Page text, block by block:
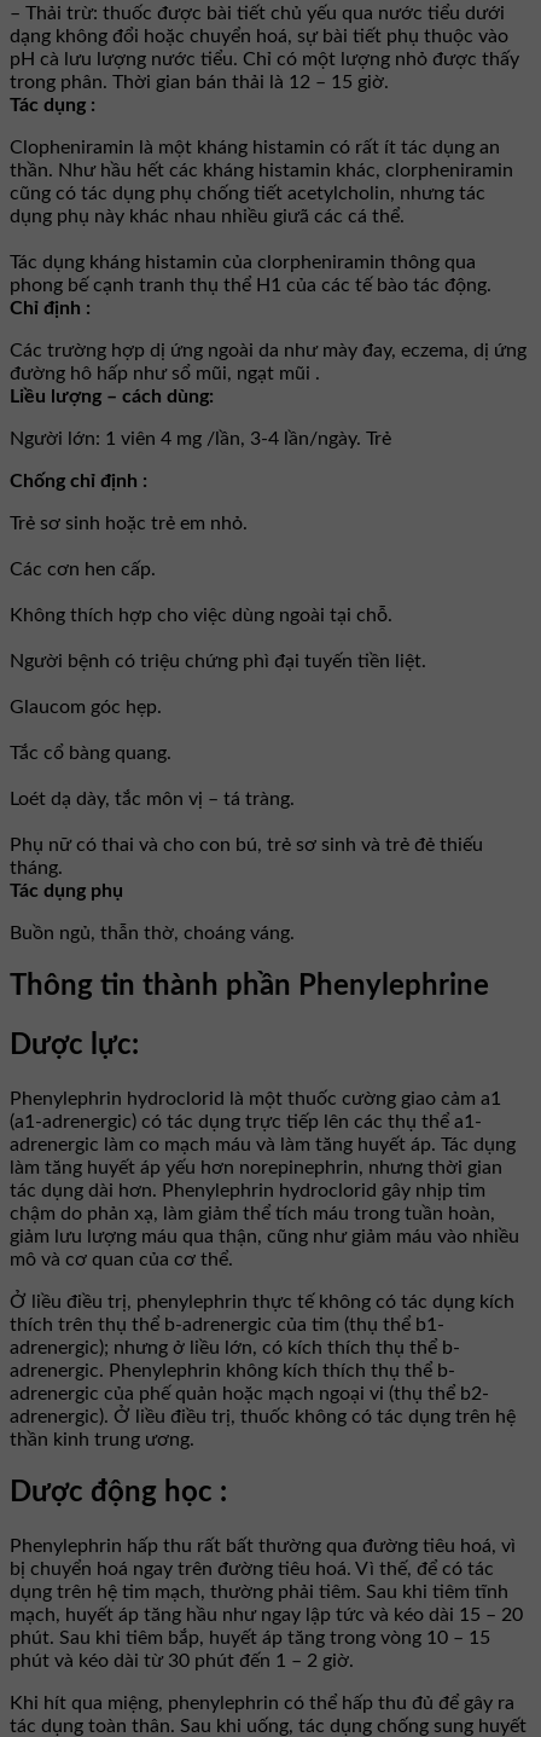
– Thải trừ: thuốc được bài tiết chủ yếu qua nước tiểu dưới
dạng không đổi hoặc chuyển hoá, sự bài tiết phụ thuộc vào
pH cà lưu lượng nước tiểu. Chỉ có một lượng nhỏ được thấy
trong phân. Thời gian bán thải là 12 – 15 giờ.
Tác dụng :
Clopheniramin là một kháng histamin có rất ít tác dụng an
thần. Như hầu hết các kháng histamin khác, clorpheniramin
cũng có tác dụng phụ chống tiết acetylcholin, nhưng tác
dụng phụ này khác nhau nhiều giưã các cá thể.
Tác dụng kháng histamin của clorpheniramin thông qua
phong bế cạnh tranh thụ thể H1 của các tế bào tác động.
Chỉ định :
Các trường hợp dị ứng ngoài da như mày đay, eczema, dị ứng
đường hô hấp như sổ mũi, ngạt mũi .
Liều lượng – cách dùng:
Người lớn: 1 viên 4 mg /lần, 3-4 lần/ngày. Trẻ
Chống chỉ định :
Trẻ sơ sinh hoặc trẻ em nhỏ.
Các cơn hen cấp.
Không thích hợp cho việc dùng ngoài tại chỗ.
Người bệnh có triệu chứng phì đại tuyến tiền liệt.
Glaucom góc hẹp.
Tắc cổ bàng quang.
Loét dạ dày, tắc môn vị – tá tràng.
Phụ nữ có thai và cho con bú, trẻ sơ sinh và trẻ đẻ thiếu
tháng.
Tác dụng phụ
Buồn ngủ, thẫn thờ, choáng váng.
Thông tin thành phần Phenylephrine
Dược lực:
Phenylephrin hydroclorid là một thuốc cường giao cảm a1
(a1-adrenergic) có tác dụng trực tiếp lên các thụ thể a1-
adrenergic làm co mạch máu và làm tăng huyết áp. Tác dụng
làm tăng huyết áp yếu hơn norepinephrin, nhưng thời gian
tác dụng dài hơn. Phenylephrin hydroclorid gây nhịp tim
chậm do phản xạ, làm giảm thể tích máu trong tuần hoàn,
giảm lưu lượng máu qua thận, cũng như giảm máu vào nhiều
mô và cơ quan của cơ thể.
Ở liều điều trị, phenylephrin thực tế không có tác dụng kích
thích trên thụ thể b-adrenergic của tim (thụ thể b1-
adrenergic); nhưng ở liều lớn, có kích thích thụ thể b-
adrenergic. Phenylephrin không kích thích thụ thể b-
adrenergic của phế quản hoặc mạch ngoại vi (thụ thể b2-
adrenergic). Ở liều điều trị, thuốc không có tác dụng trên hệ
thần kinh trung ương.
Dược động học :
Phenylephrin hấp thu rất bất thường qua đường tiêu hoá, vì
bị chuyển hoá ngay trên đường tiêu hoá. Vì thế, để có tác
dụng trên hệ tim mạch, thường phải tiêm. Sau khi tiêm tĩnh
mạch, huyết áp tăng hầu như ngay lập tức và kéo dài 15 – 20
phút. Sau khi tiêm bắp, huyết áp tăng trong vòng 10 – 15
phút và kéo dài từ 30 phút đến 1 – 2 giờ.
Khi hít qua miệng, phenylephrin có thể hấp thu đủ để gây ra
tác dụng toàn thân. Sau khi uống, tác dụng chống sung huyết